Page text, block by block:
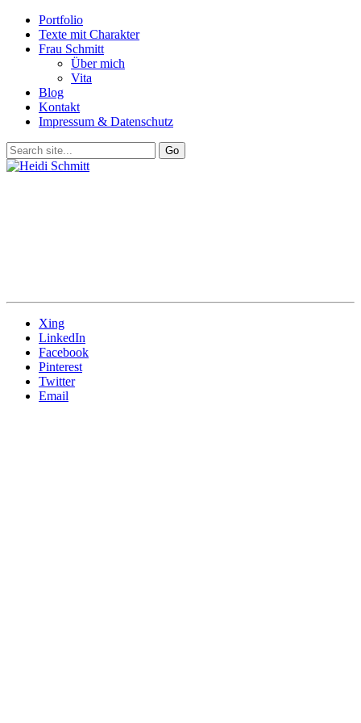
Portfolio
Texte mit Charakter
Frau Schmitt
Über mich
Vita
Blog
Kontakt
Impressum & Datenschutz
Xing
LinkedIn
Facebook
Pinterest
Twitter
Email